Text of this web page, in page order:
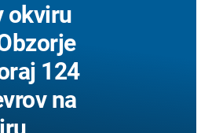
okviru
124
na